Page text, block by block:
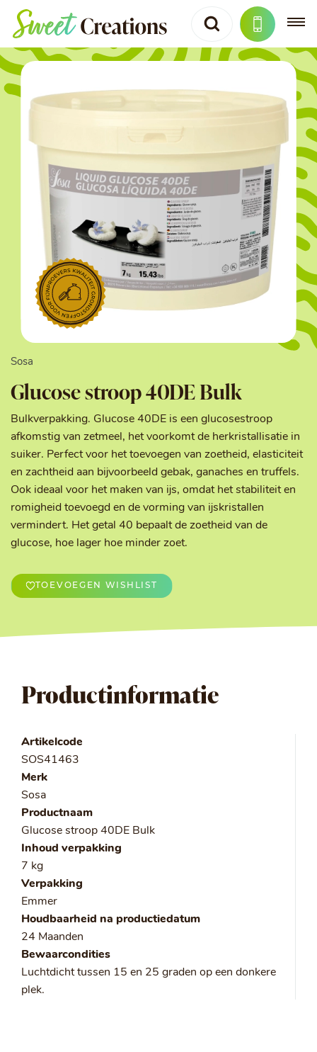
Sosa
Glucose stroop 40DE Bulk
Bulkverpakking. Glucose 40DE is een glucosestroop
afkomstig van zetmeel, het voorkomt de herkristallisatie in
suiker. Perfect voor het toevoegen van zoetheid, elasticiteit
en zachtheid aan bijvoorbeeld gebak, ganaches en truffels.
Ook ideaal voor het maken van ijs, omdat het stabiliteit en
romigheid toevoegd en de vorming van ijskristallen
vermindert. Het getal 40 bepaalt de zoetheid van de
glucose, hoe lager hoe minder zoet.
TOEVOEGEN WISHLIST
Productinformatie
Artikelcode
SOS41463
Merk
Sosa
Productnaam
Glucose stroop 40DE Bulk
Inhoud verpakking
7 kg
Verpakking
Emmer
Houdbaarheid na productiedatum
24 Maanden
Bewaarcondities
Luchtdicht tussen 15 en 25 graden op een donkere
plek.